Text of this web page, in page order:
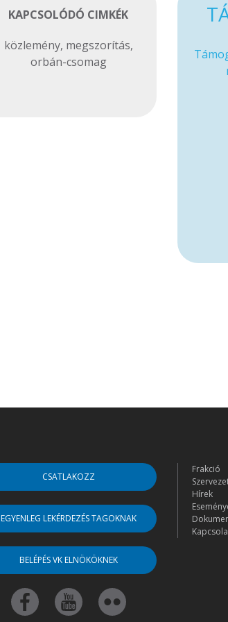
KAPCSOLÓDÓ CIMKÉK
közlemény, megszorítás,
orbán-csomag
CSATLAKOZZ
EGYENLEG LEKÉRDEZÉS TAGOKNAK
BELÉPÉS VK ELNÖKÖKNEK
Frakció
Hírek